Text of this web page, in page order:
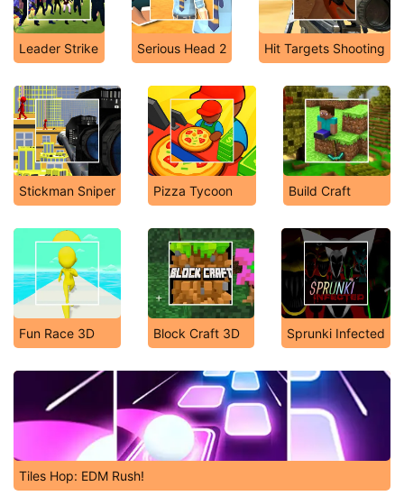
Leader Strike Serious Head 2 Hit Targets Shooting
Stickman Sniper Pizza Tycoon Build Craft
Fun Race 3D Block Craft 3D Sprunki Infected
Tiles Hop: EDM Rush!